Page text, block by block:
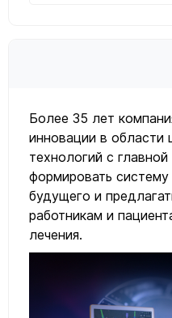
Более 35 лет
инновации в области
технологий с
формировать
будущего и
работникам и
лечения.